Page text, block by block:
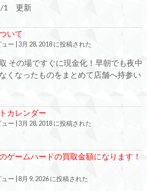
1 更新
いて
ー 3月 28, 2018 に投稿された
その場ですぐに現金化！早朝でも夜中
くなったものをまとめて店舗へ持参い
カレンダー
ー 3月 28, 2018 に投稿された
ゲームハードの買取金額になります！
ー 8月 9, 2026 に投稿された